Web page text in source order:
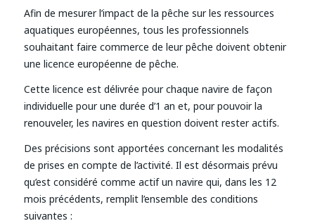
Afin de mesurer l’impact de la pêche sur les ressources
aquatiques européennes, tous les professionnels
souhaitant faire commerce de leur pêche doivent obtenir
une licence européenne de pêche.
Cette licence est délivrée pour chaque navire de façon
individuelle pour une durée d’1 an et, pour pouvoir la
renouveler, les navires en question doivent rester actifs.
Des précisions sont apportées concernant les modalités
de prises en compte de l’activité. Il est désormais prévu
qu’est considéré comme actif un navire qui, dans les 12
mois précédents, remplit l’ensemble des conditions
suivantes :